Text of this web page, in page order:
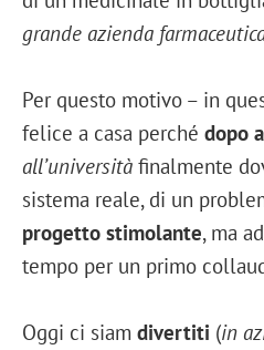
grande azienda
Per questo motivo – in
felice a casa perché dopo
all’università finalmente
sistema reale, di un
progetto stimolante, ma
tempo per un primo
Oggi ci siam divertiti (in